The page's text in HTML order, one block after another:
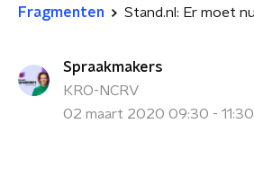
Fragmenten
Spraakmakers
KRO-NCRV
02 maart 2020 09:30 - 11:30